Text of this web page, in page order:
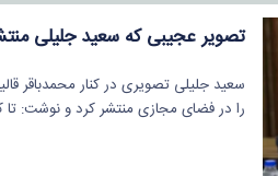
تصویر عجیبی که سعید جلیلی
سعید جلیلی تصویری در کنار محمدباقر
را در فضای مجازی منتشر کرد و نوشت: تا